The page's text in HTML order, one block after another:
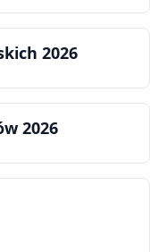
2026
2026